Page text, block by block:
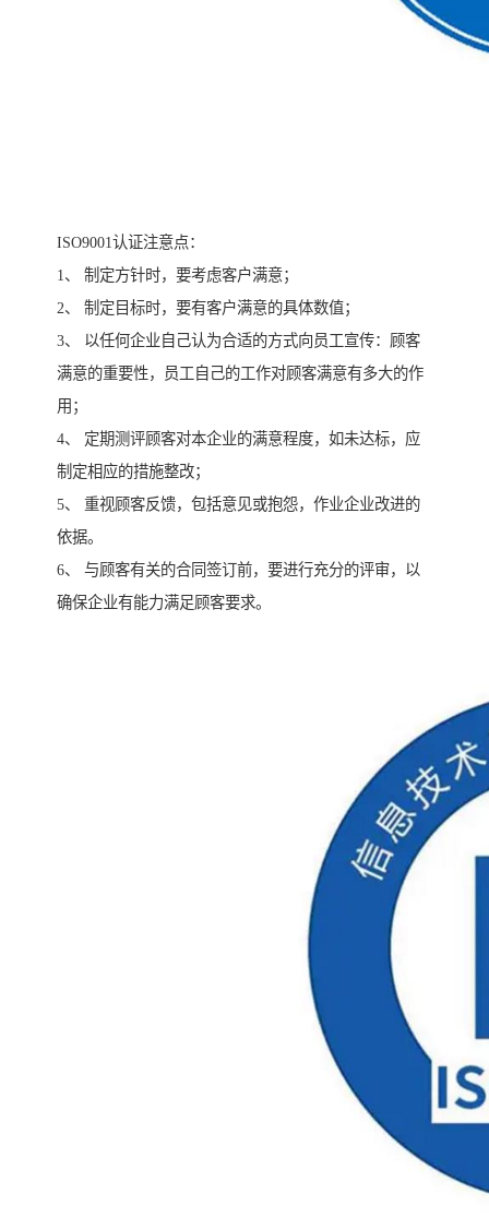
ISO9001认证注意点：
1、 制定方针时，要考虑客户满意；
2、 制定目标时，要有客户满意的具体数值；
3、 以任何企业自己认为合适的方式向员工宣传：顾客
满意的重要性，员工自己的工作对顾客满意有多大的作
用；
4、 定期测评顾客对本企业的满意程度，如未达标，应
制定相应的措施整改；
5、 重视顾客反馈，包括意见或抱怨，作业企业改进的
依据。
6、 与顾客有关的合同签订前，要进行充分的评审，以
确保企业有能力满足顾客要求。